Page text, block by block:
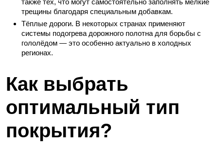
также тех, что могут самостоятельно заполнять мелкие
трещины благодаря специальным добавкам.
Тёплые дороги. В некоторых странах применяют
системы подогрева дорожного полотна для борьбы с
гололёдом — это особенно актуально в холодных
регионах.
Как выбрать
оптимальный тип
покрытия?